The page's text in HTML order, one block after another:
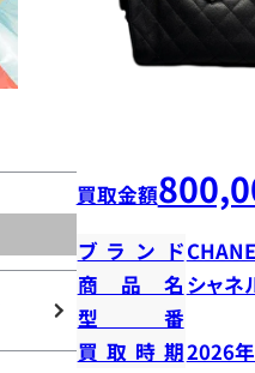
買取金額
ブランド
商品名 シャネ
型番
買取時期2026